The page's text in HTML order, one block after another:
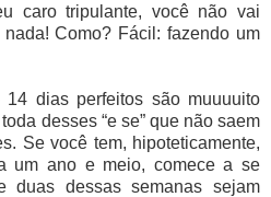
caro tripulante, você não vai
Como? Fácil: fazendo um
dias perfeitos são muuuuito
desses “e se” que não saem
Se você tem, hipoteticamente,
um ano e meio, comece a se
duas dessas semanas sejam